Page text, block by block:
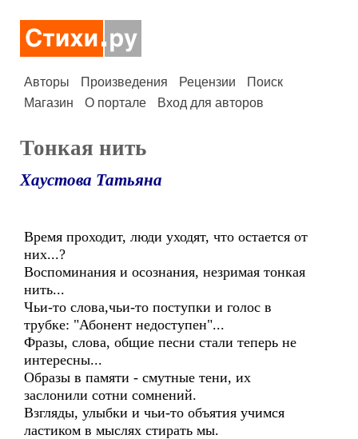
Авторы Произведения Рецензии
Поиск
Магазин
О портале Вход для авторов
Тонкая нить
Хаустова Татьяна
Время проходит, люди уходят, что остается от
них...?
Воспоминания и осознания, незримая тонкая
нить...
Чьи-то слова,чьи-то поступки и голос в
трубке: "Абонент недоступен"...
Фразы, слова, общие песни стали теперь не
интересны...
Образы в памяти - смутные тени, их
заслонили сотни сомнений.
Взгляды, улыбки и чьи-то объятия учимся
ластиком в мыслях стирать мы.